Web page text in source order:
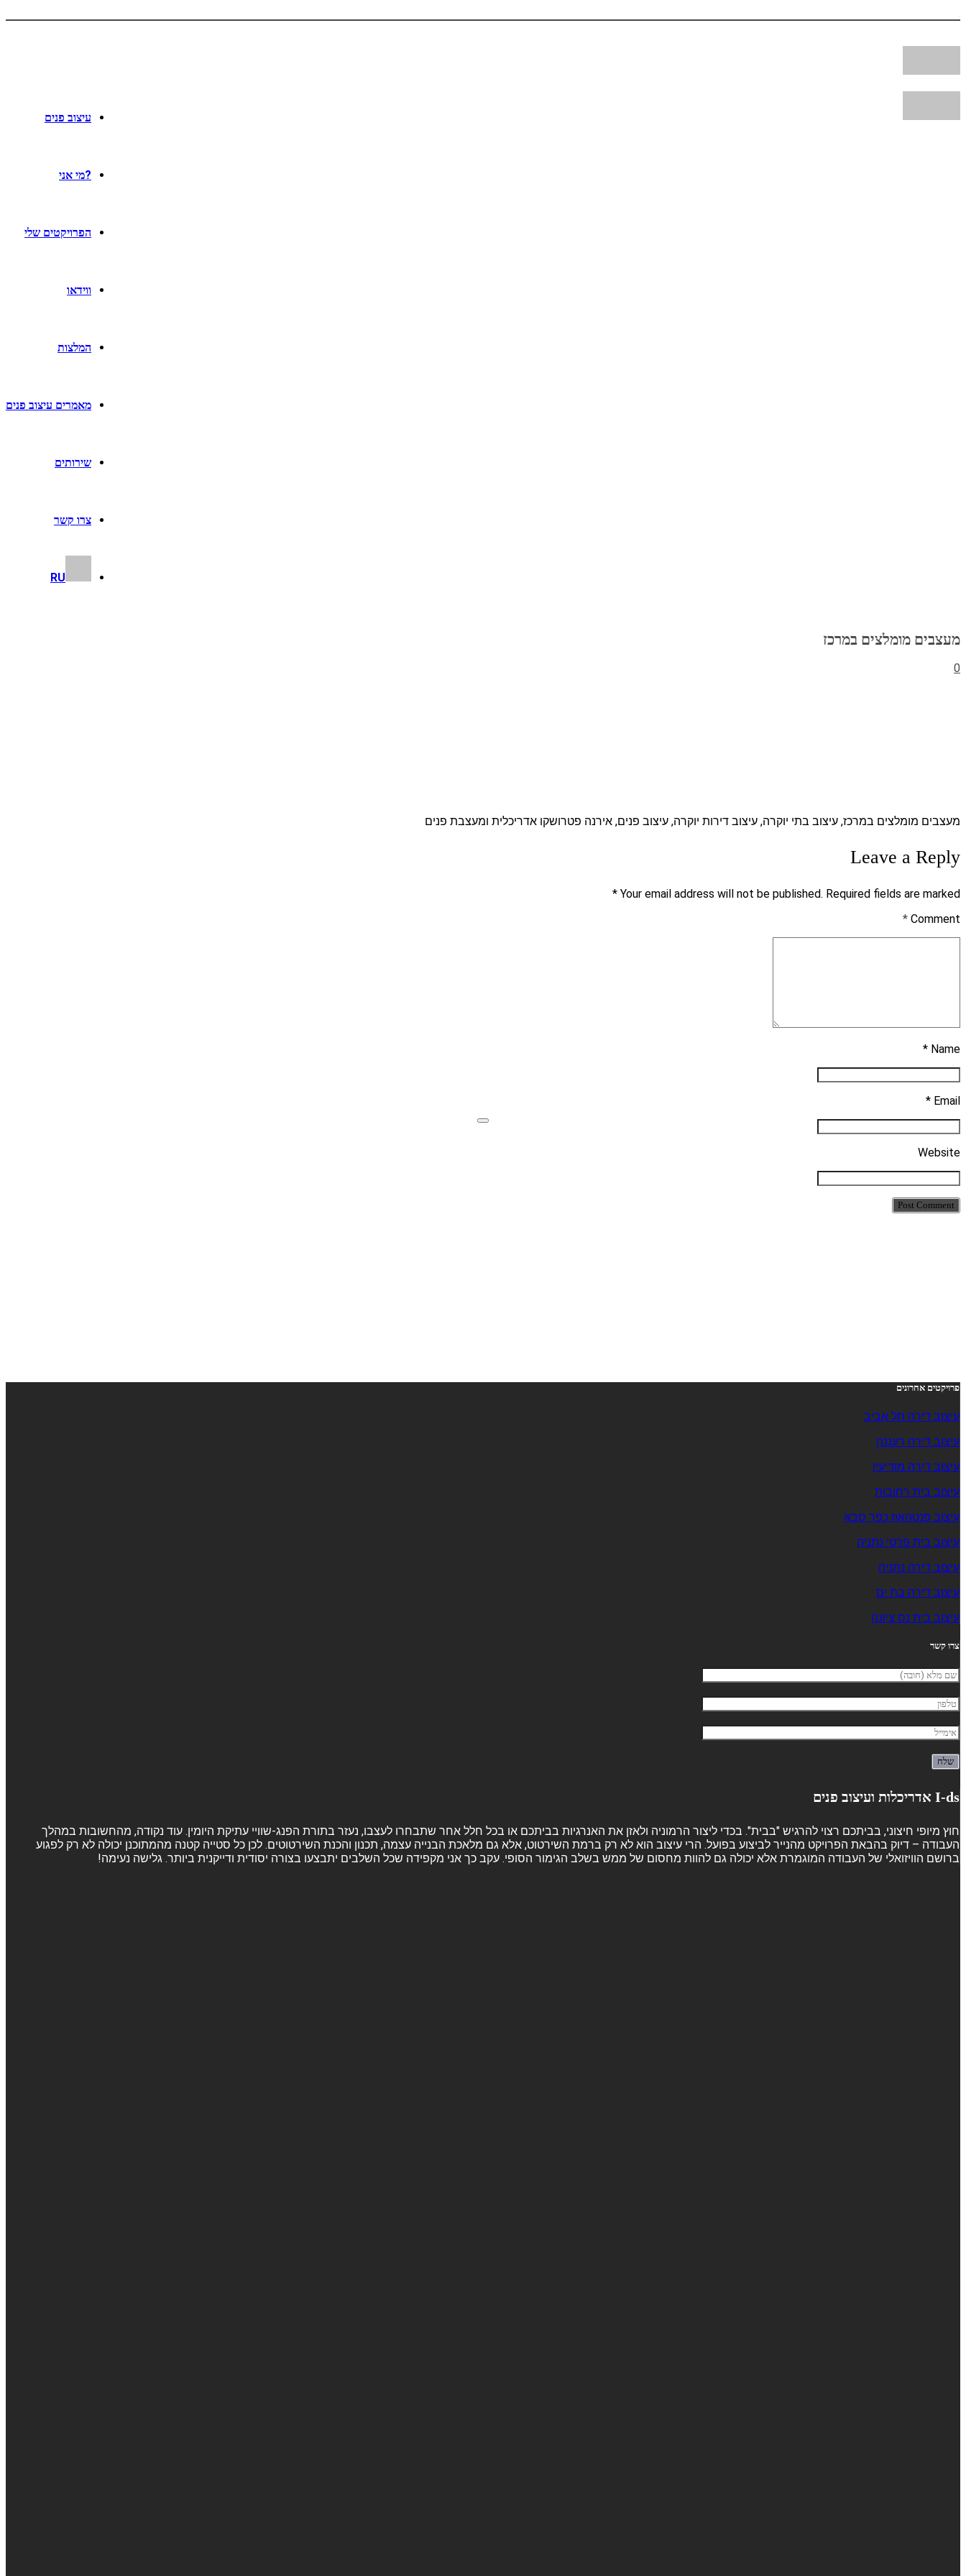
עיצוב פנים
?מי אני
הפרויקטים שלי
ווידאו
המלצות
מאמרים עיצוב פנים
שירותים
צרו קשר
RU
מעצבים מומלצים במרכז
0
מעצבים מומלצים במרכז, עיצוב בתי יוקרה, עיצוב דירות יוקרה, עיצוב פנים, אירנה פטרושקו אדריכלית ומעצבת פנים
Leave a Reply
Your email address will not be published. Required fields are marked *
Comment
*
Name *
Email *
Website
Post Comment
פרויקטים אחרונים
עיצוב דירה תל אביב
עיצוב דירה רעננה
עיצוב דירה מודיעין
עיצוב בית רחובות
עיצוב פנטהאוז כפר סבא
עיצוב בית פרטי נתניה
עיצוב דירה נתניה
עיצוב דירה בת ים
עיצוב בית נס ציונה
צרו קשר
I-ds אדריכלות ועיצוב פנים
חוץ מיופי חיצוני, בביתכם רצוי להרגיש "בבית". בכדי ליצור הרמוניה ולאזן את האנרגיות בביתכם או בכל חלל אחר שתבחרו לעצבו, נעזר בתורת הפנג-שוויי עתיקת היומין. עוד נקודה, מהחשובות במהלך
העבודה – דיוק בהבאת הפרויקט מהנייר לביצוע בפועל. הרי עיצוב הוא לא רק ברמת השירטוט, אלא גם מלאכת הבנייה עצמה, תכנון והכנת השירטוטים. לכן כל סטייה קטנה מהמתוכנן יכולה לא רק לפגוע
ברושם הוויזואלי של העבודה המוגמרת אלא יכולה גם להוות מחסום של ממש בשלב הגימור הסופי. עקב כך אני מקפידה שכל השלבים יתבצעו בצורה יסודית ודייקנית ביותר. גלישה נעימה!